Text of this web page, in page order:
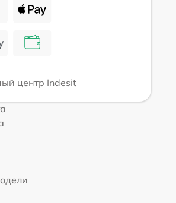
центр Indesit